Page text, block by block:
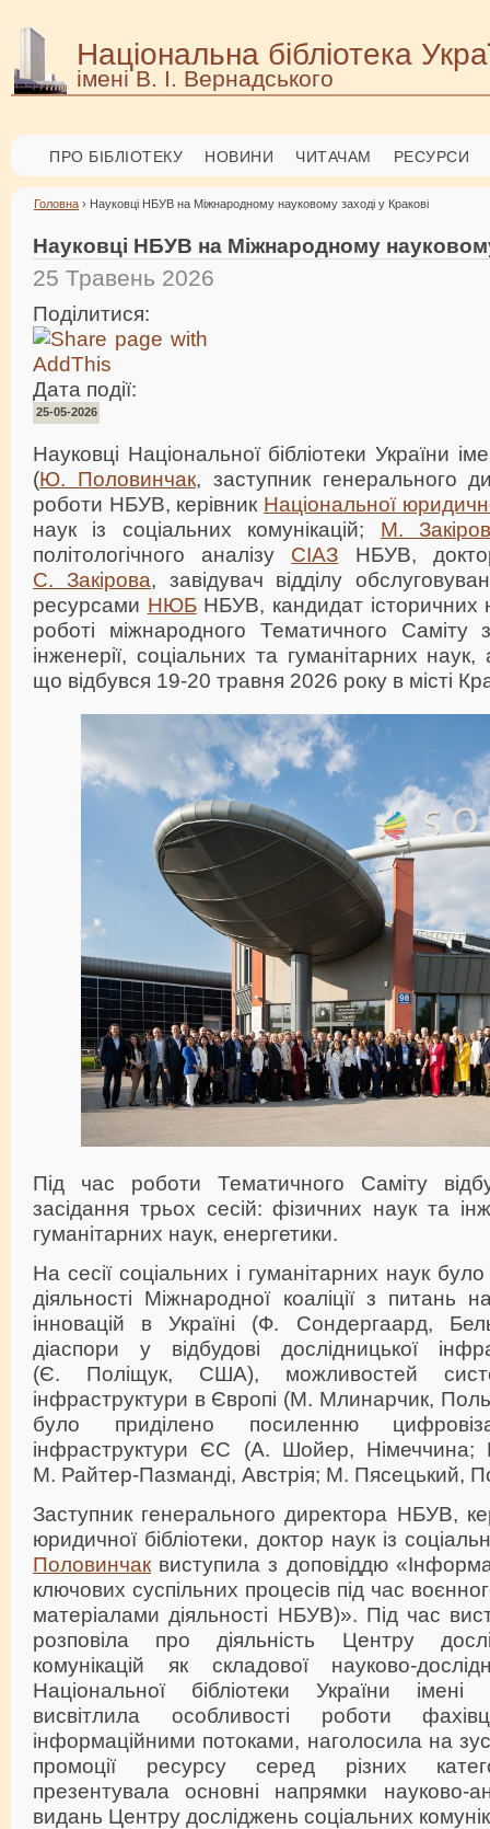
Національна бібліотека
імені В. І. Вернадського
ПРО БІБЛІОТЕКУ НОВИНИ ЧИТАЧАМ РЕСУРСИ
Головна › Науковці НБУВ на Міжнародному науковому заході у Кракові
Науковці НБУВ на Міжнародному
25 Травень 2026
Поділитися:
Дата події:
25-05-2026
Науковці Національної бібліотеки України
(Ю. Половинчак, заступник генерального
роботи НБУВ, керівник Національної
наук із соціальних комунікацій; М.
політологічного аналізу СІАЗ НБУВ,
С. Закірова, завідувач відділу
ресурсами НЮБНБУВ, кандидат історичних
роботі міжнародного Тематичного Саміту
інженерії, соціальних та гуманітарних
що відбувся 19-20 травня 2026 року в місті
Під час роботи Тематичного Саміту
засідання трьох сесій: фізичних наук та
гуманітарних наук, енергетики.
На сесії соціальних і гуманітарних наук
діяльності Міжнародної коаліції з питань
інновацій в Україні (Ф. Сондергаард,
діаспори у відбудові дослідницької
(Є. Поліщук, США), можливостей
інфраструктури в Європі (М. Млинарчик,
було приділено посиленню
інфраструктури ЄС (А. Шойер, Німеччина;
М. Райтер-Пазманді, Австрія; М. Пясецький,
Заступник генерального директора НБУВ,
юридичної бібліотеки, доктор наук із
Половинчак виступила з доповіддю
ключових суспільних процесів під час
матеріалами діяльності НБУВ)». Під час
розповіла про діяльність Центру
комунікацій як складової науково-
Національної бібліотеки України
висвітлила особливості роботи
інформаційними потоками, наголосила на
промоції ресурсу серед різних
презентувала основні напрямки науково-
видань Центру досліджень соціальних